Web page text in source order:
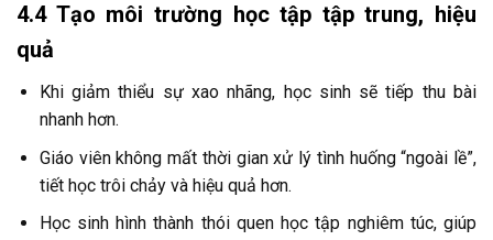
4.4 Tạo môi trường học tập tập trung, hiệu
quả
Khi giảm thiểu sự xao nhãng, học sinh sẽ tiếp thu bài
nhanh hơn.
Giáo viên không mất thời gian xử lý tình huống “ngoài lề”,
tiết học trôi chảy và hiệu quả hơn.
Học sinh hình thành thói quen học tập nghiêm túc, giúp